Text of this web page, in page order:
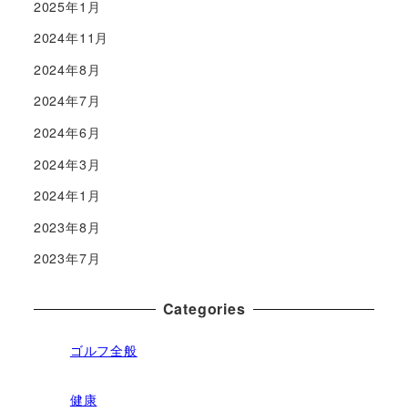
2025年1月
2024年11月
2024年8月
2024年7月
2024年6月
2024年3月
2024年1月
2023年8月
2023年7月
Categories
ゴルフ全般
健康